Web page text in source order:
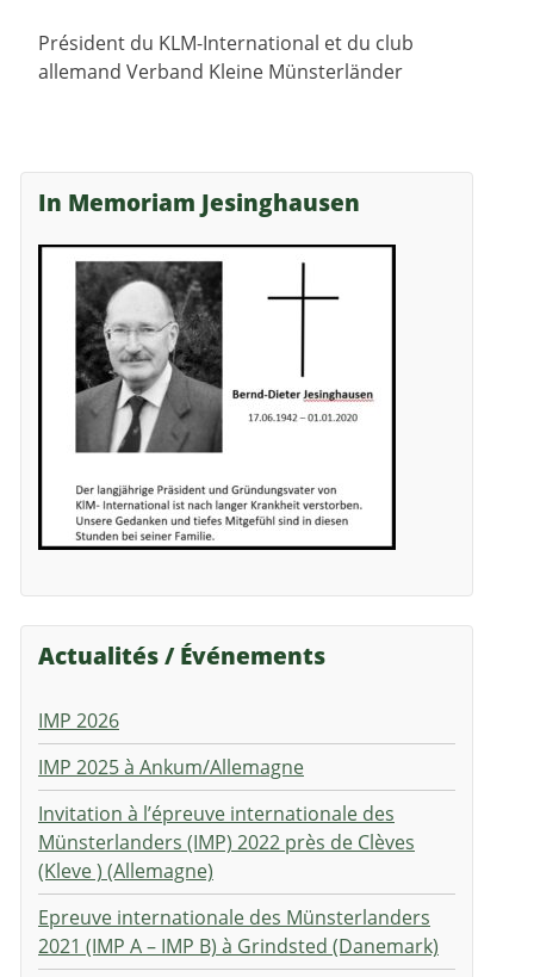
Président du KLM-International et du club
allemand Verband Kleine Münsterländer
In Memoriam Jesinghausen
Actualités / Événements
IMP 2026
IMP 2025 à Ankum/Allemagne
Invitation à l’épreuve internationale des
Münsterlanders (IMP) 2022 près de Clèves
(Kleve ) (Allemagne)
Epreuve internationale des Münsterlanders
2021 (IMP A – IMP B) à Grindsted (Danemark)